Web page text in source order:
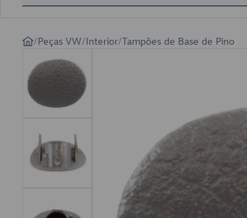
/Peças VW/Interior/Tampões de Base de Pino